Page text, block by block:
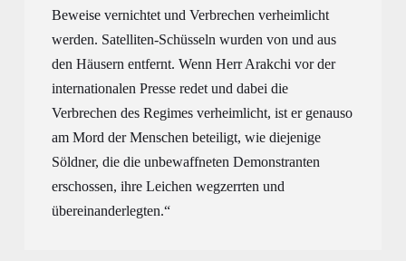
Beweise vernichtet und Verbrechen verheimlicht
werden. Satelliten-Schüsseln wurden von und aus
den Häusern entfernt. Wenn Herr Arakchi vor der
internationalen Presse redet und dabei die
Verbrechen des Regimes
am Mord der Menschen beteiligt, wie diejenige
Söldner, die die unbewaffneten Demonstranten
erschossen, ihre Leichen wegzerrten
übereinanderlegten.“